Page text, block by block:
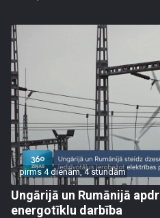
pirms 4 dienām, 4 stundām
Ungārijā un Rumānijā
energotīklu darbība